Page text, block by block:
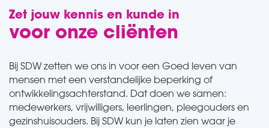
Zet jouw kennis en kunde in
voor onze cliënten
Bij SDW zetten we ons in voor een Goed leven van
mensen met een verstandelijke beperking of
ontwikkelingsachterstand. Dat doen we samen:
medewerkers, vrijwilligers, leerlingen, pleegouders en
gezinshuisouders. Bij SDW kun je laten zien waar je